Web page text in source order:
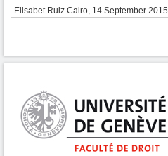
Elisabet Ruiz Cairo, 14 September 2015